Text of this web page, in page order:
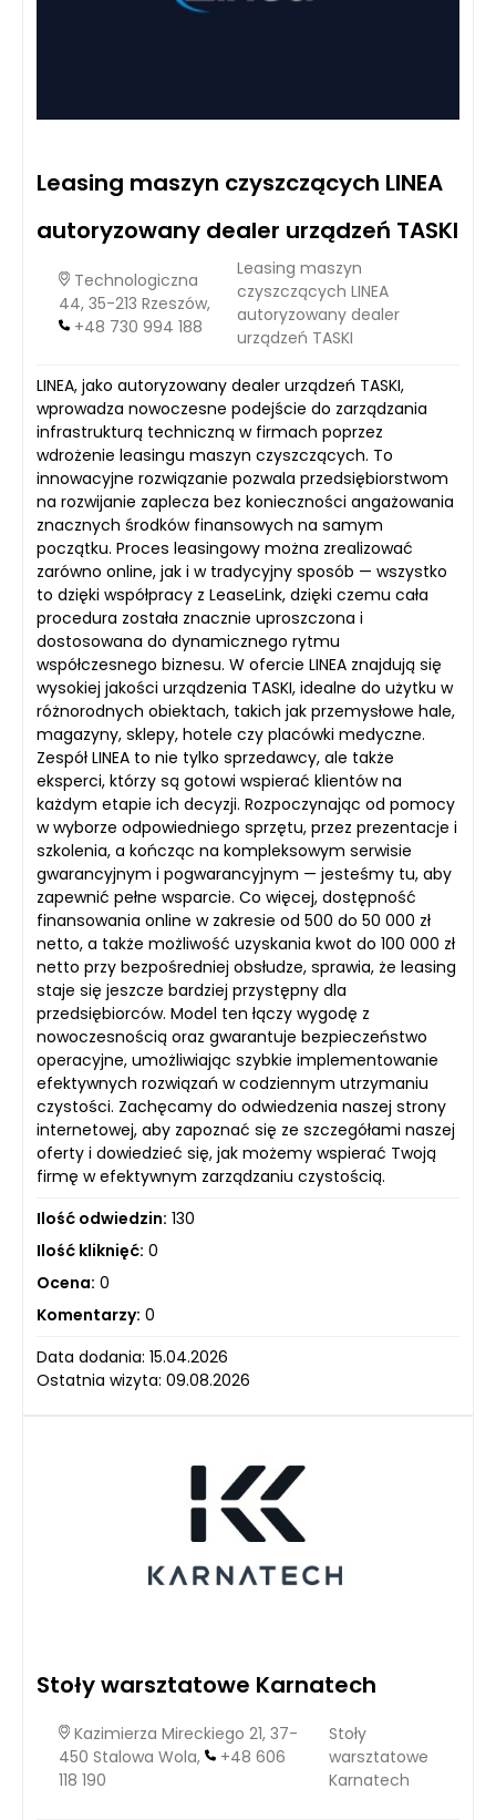
Leasing maszyn czyszczących LINEA
autoryzowany dealer urządzeń TASKI
Technologiczna
44, 35-213 Rzeszów,
+48 730 994 188
Leasing maszyn
czyszczących LINEA
autoryzowany dealer
urządzeń TASKI
LINEA, jako autoryzowany dealer urządzeń TASKI,
wprowadza nowoczesne podejście do zarządzania
infrastrukturą techniczną w firmach poprzez
wdrożenie leasingu maszyn czyszczących. To
innowacyjne rozwiązanie pozwala przedsiębiorstwom
na rozwijanie zaplecza bez konieczności angażowania
znacznych środków finansowych na samym
początku. Proces leasingowy można zrealizować
zarówno online, jak i w tradycyjny sposób — wszystko
to dzięki współpracy z LeaseLink, dzięki czemu cała
procedura została znacznie uproszczona i
dostosowana do dynamicznego rytmu
współczesnego biznesu. W ofercie LINEA znajdują się
wysokiej jakości urządzenia TASKI, idealne do użytku w
różnorodnych obiektach, takich jak przemysłowe hale,
magazyny, sklepy, hotele czy placówki medyczne.
Zespół LINEA to nie tylko sprzedawcy, ale także
eksperci, którzy są gotowi wspierać klientów na
każdym etapie ich decyzji. Rozpoczynając od pomocy
w wyborze odpowiedniego sprzętu, przez prezentacje i
szkolenia, a kończąc na kompleksowym serwisie
gwarancyjnym i pogwarancyjnym — jesteśmy tu, aby
zapewnić pełne wsparcie. Co więcej, dostępność
finansowania online w zakresie od 500 do 50 000 zł
netto, a także możliwość uzyskania kwot do 100 000 zł
netto przy bezpośredniej obsłudze, sprawia, że leasing
staje się jeszcze bardziej przystępny dla
przedsiębiorców. Model ten łączy wygodę z
nowoczesnością oraz gwarantuje bezpieczeństwo
operacyjne, umożliwiając szybkie implementowanie
efektywnych rozwiązań w codziennym utrzymaniu
czystości. Zachęcamy do odwiedzenia naszej strony
internetowej, aby zapoznać się ze szczegółami naszej
oferty i dowiedzieć się, jak możemy wspierać Twoją
firmę w efektywnym zarządzaniu czystością.
Ilość odwiedzin: 130
Ilość kliknięć: 0
Ocena: 0
Komentarzy: 0
Data dodania: 15.04.2026
Ostatnia wizyta: 09.08.2026
Stoły warsztatowe Karnatech
Kazimierza Mireckiego 21, 37-
450 Stalowa Wola,
+48 606
118 190
Stoły
warsztatowe
Karnatech